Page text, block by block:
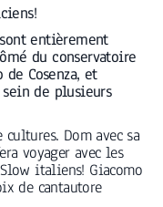
entièrement
du conservatoire
Cosenza, et
sein de plusieurs
Dom avec sa
voyager avec les
italiens! Giacomo
de cantautore